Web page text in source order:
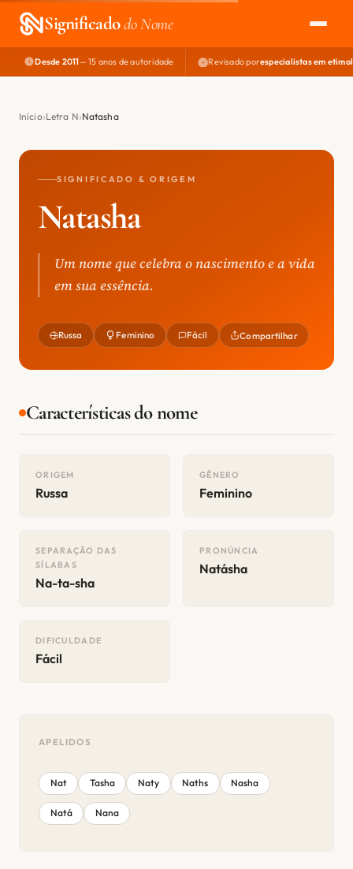
Significadodo Nome
EXPLORAR
NOME PERFEITO
Desde 2011— 15 anos de autoridade Revisado porespecialistas em
Início Letra N Natasha
SIGNIFICADO & ORIGEM
Natasha
Um nome que celebra o nascimento e a vida
em sua essência.
Russa Feminino Fácil Compartilhar
Características do nome
ORIGEM
Russa
GÊNERO
Feminino
SEPARAÇÃO DAS
SÍLABAS
Na-ta-sha
PRONÚNCIA
Natásha
DIFICULDADE
Fácil
APELIDOS
Nat Tasha Naty Naths Nasha
Natá Nana